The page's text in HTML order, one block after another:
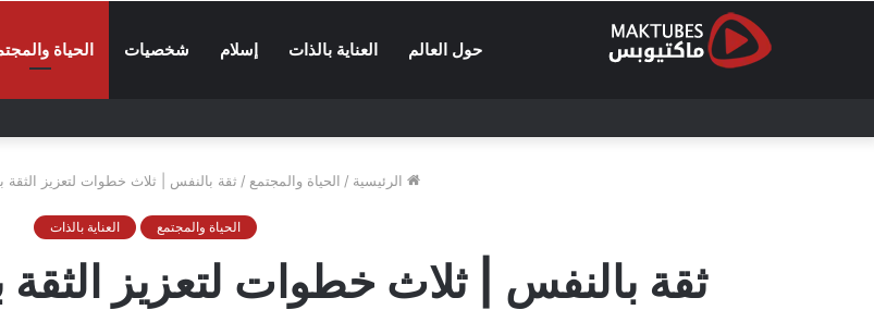
حول العالم العناية بالذات إسلام شخصيات الحياة
الرئيسية / الحياة والمجتمع / ثقة بالنفس | ثلاث خطوات لتعزيز
الحياة والمجتمع العناية بالذات
ثقة بالنفس | ثلاث خطوات لتعزيز